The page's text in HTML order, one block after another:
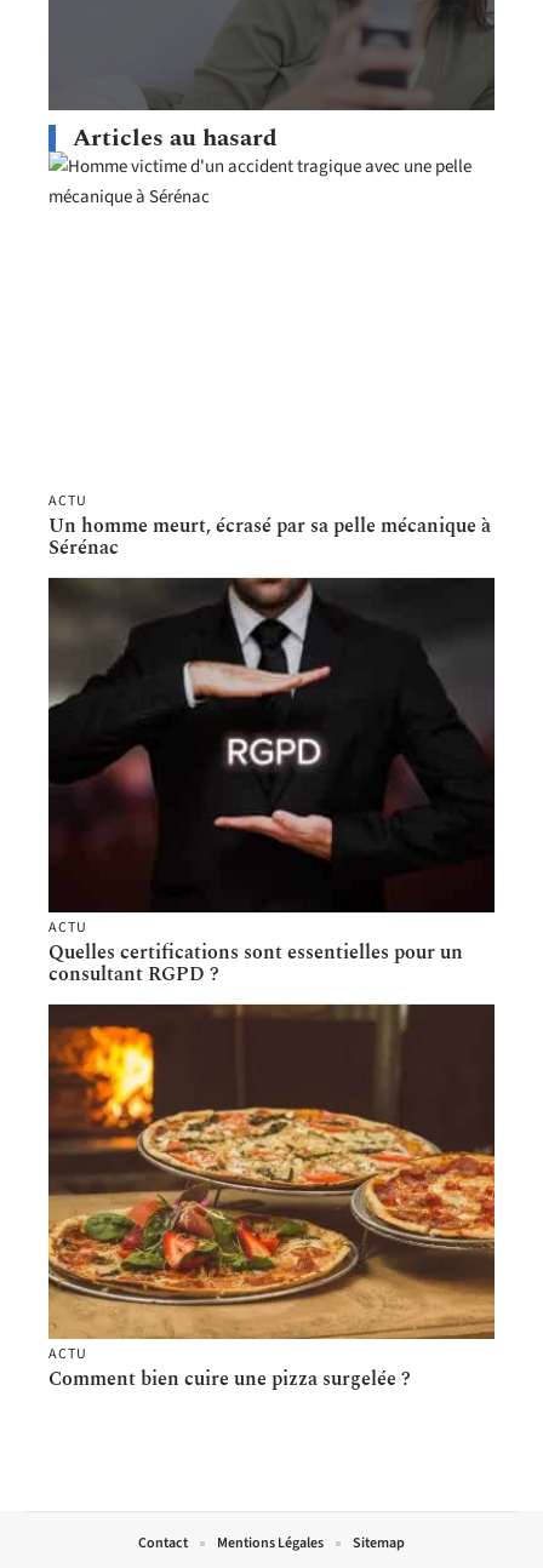
Articles au hasard
ACTU
Un homme meurt, écrasé par sa pelle mécanique à
Sérénac
ACTU
Quelles certifications sont essentielles pour un
consultant RGPD ?
ACTU
Comment bien cuire une pizza surgelée ?
Contact Mentions Légales Sitemap